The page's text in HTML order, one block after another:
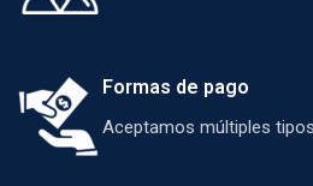
Formas de pago
Aceptamos múltiples